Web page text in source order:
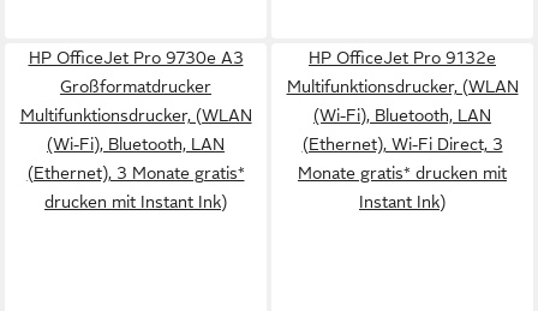
HP OfficeJet Pro 9730e A3
Großformatdrucker
Multifunktionsdrucker, (WLAN
(Wi-Fi), Bluetooth, LAN
(Ethernet), 3 Monate gratis*
drucken mit Instant Ink)
HP OfficeJet Pro 9132e
Multifunktionsdrucker, (WLAN
(Wi-Fi), Bluetooth, LAN
(Ethernet), Wi-Fi Direct, 3
Monate gratis* drucken mit
Instant Ink)